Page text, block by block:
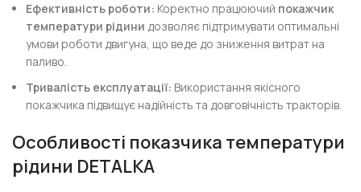
Ефективність роботи: Коректно працюючий покажчик
температури рідини дозволяє підтримувати оптимальні
умови роботи двигуна, що веде до зниження витрат на
паливо.
Тривалість експлуатації: Використання якісного
покажчика підвищує надійність та довговічність тракторів.
Особливості показчика температури
рідини DETALKA